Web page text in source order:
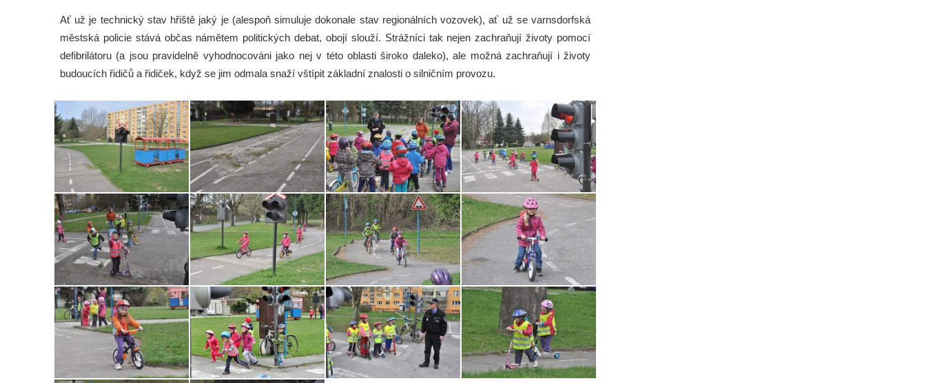
Ať už je technický stav hřiště jaký je (alespoň simuluje dokonale stav regionálních vozovek), ať už se varnsdorfská
městská policie stává občas námětem politických debat, obojí slouží. Strážníci tak nejen zachraňují životy pomocí
defibrilátoru (a jsou pravidelně vyhodnocováni jako nej v této oblasti široko daleko), ale možná zachraňují i životy
budoucích řidičů a řidiček, když se jim odmala snaží vštípit základní znalosti o silničním provozu.